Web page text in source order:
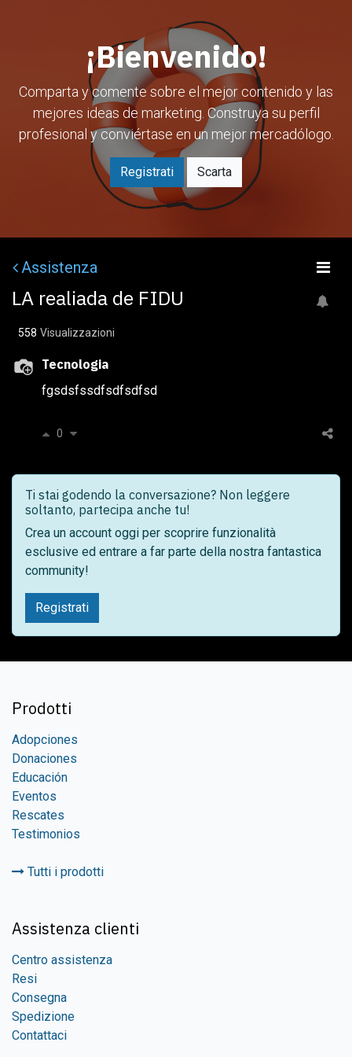
¡Bienvenido!
Comparta y comente sobre el mejor contenido y las
mejores ideas de marketing. Construya su perfil
profesional y conviértase en un mejor mercadólogo.
Registrati Scarta
Assistenza
LA realiada de FIDU
558 Visualizzazioni
Tecnologia
fgsdsfssdfsdfsdfsd
0
Ti stai godendo la conversazione? Non leggere
soltanto, partecipa anche tu!
Crea un account oggi per scoprire funzionalità
esclusive ed entrare a far parte della nostra fantastica
community!
Registrati
Prodotti
Adopciones
Donaciones
Educación
Eventos
Rescates
Testimonios
Tutti i prodotti
Assistenza clienti
Centro assistenza
Resi
Consegna
Spedizione
Contattaci